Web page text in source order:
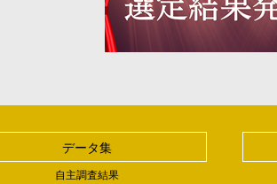
データ集
自主調査結果